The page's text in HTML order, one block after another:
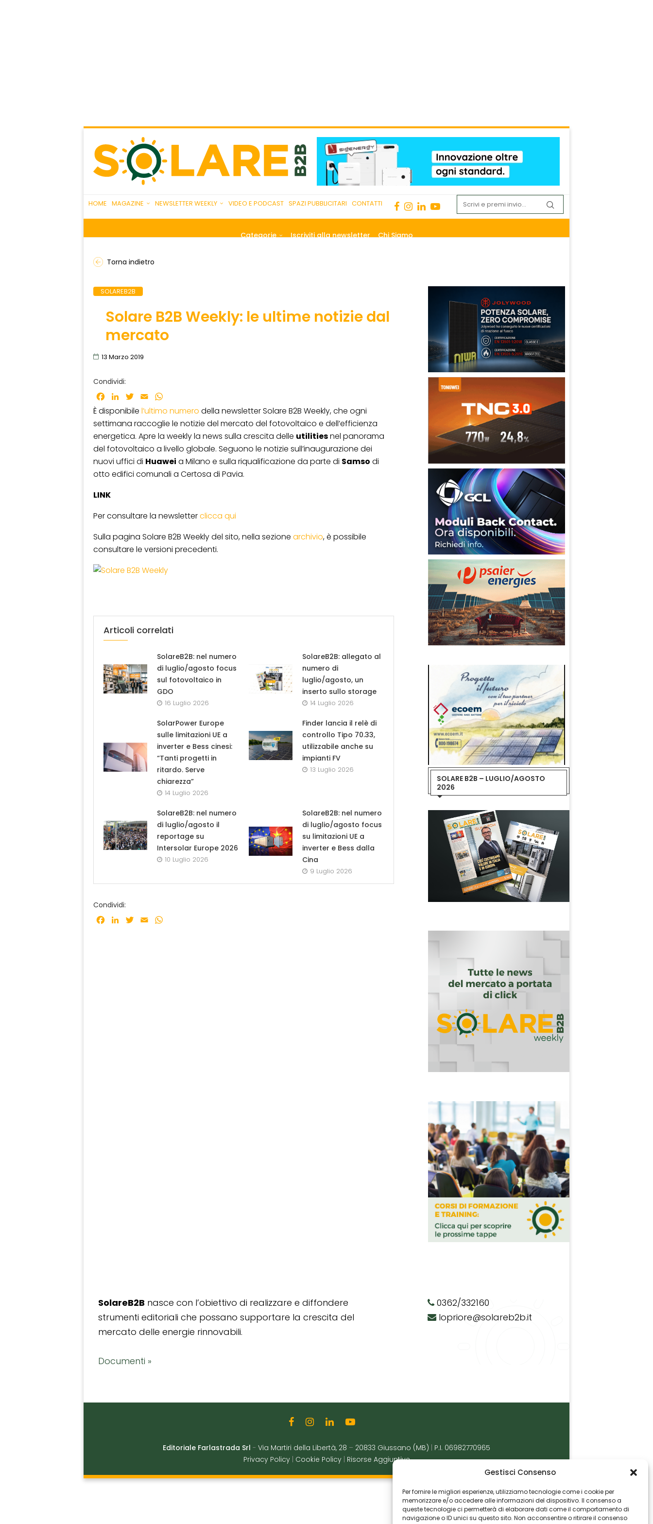
Gestisci Consenso
Per fornire le migliori esperienze, utilizziamo tecnologie come i cookie per
memorizzare e/o accedere alle informazioni del dispositivo. Il consenso a
queste tecnologie ci permetterà di elaborare dati come il comportamento di
navigazione o ID unici su questo sito. Non acconsentire o ritirare il consenso
HOME MAGAZINE NEWSLETTER WEEKLY VIDEO E PODCAST SPAZI PUBBLICITARI CONTATTI
Categorie Iscriviti alla newsletter Chi Siamo
Torna indietro
SOLAREB2B
Solare B2B Weekly: le ultime notizie dal
mercato
13 Marzo 2019
Condividi:
Facebook
LinkedInTwitter
Email
È disponibile l’ultimo numero della newsletter Solare B2B Weekly, che ogni
settimana raccoglie le notizie del mercato del fotovoltaico e dell’efficienza
energetica. Apre la weekly la news sulla crescita delle utilitiesnel panorama
del fotovoltaico a livello globale. Seguono le notizie sull’inaugurazione dei
nuovi uffici di Huawei a Milano e sulla riqualificazione da parte di Samso di
otto edifici comunali a Certosa di Pavia.
LINK
Per consultare la newsletterclicca qui
Sulla pagina Solare B2B Weekly del sito, nella sezione archivio, è possibile
consultare le versioni precedenti.
Articoli correlati
SolareB2B: nel numero
di luglio/agosto focus
sul fotovoltaico in
GDO
16 Luglio 2026
SolareB2B: allegato al
numero di
luglio/agosto, un
inserto sullo storage
14 Luglio 2026
SolarPower Europe
sulle limitazioni UE a
inverter e Bess cinesi:
“Tanti progetti in
ritardo. Serve
chiarezza”
14 Luglio 2026
Finder lancia il relè di
controllo Tipo 70.33,
utilizzabile anche su
impianti FV
13 Luglio 2026
SolareB2B: nel numero
di luglio/agosto il
reportage su
Intersolar Europe 2026
10 Luglio 2026
SolareB2B: nel numero
di luglio/agosto focus
su limitazioni UE a
inverter e Bess dalla
Cina
9 Luglio 2026
Condividi:
Facebook
LinkedInTwitter
Email
SOLARE B2B – LUGLIO/AGOSTO
2026
SolareB2B nasce con l’obiettivo di realizzare e diffondere
strumenti editoriali che possano supportare la crescita del
mercato delle energie rinnovabili.
Documenti »
0362/332160
lopriore@solareb2b.it
Editoriale Farlastrada Srl - Via Martiri della Libertà, 28 – 20833 Giussano (MB)
P.I. 06982770965
Privacy Policy
Cookie Policy Risorse Aggiuntive